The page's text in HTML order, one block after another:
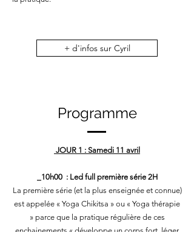
+ d'infos sur Cyril
Programme
JOUR 1 : Samedi 11 avril
_10h00 : Led full première série 2H
La première série (et la plus enseignée et connue)
est appelée « Yoga Chikitsa » ou « Yoga thérapie
» parce que la pratique régulière de ces